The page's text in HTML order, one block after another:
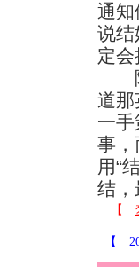
通知
说结
定
随
道那
一
事，
用“
结